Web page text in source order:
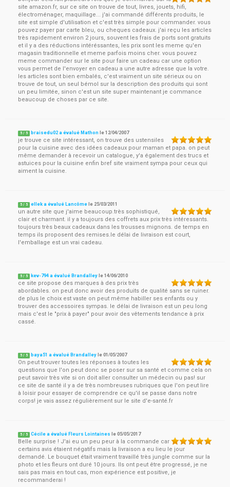
site amazon.fr, sur ce site on trouve de tout, livres, jouets, hifi,
électroménager, maquillage... j'ai commandé différents produits, le
site est simple d'utilisation et c'est très simple pour commander. vous
pouvez payer par carte bleu, ou cheques cadeaux. j'ai reçu les articles
très rapidement environ 2 jours, souvent les frais de ports sont gratuits
et il y a des réductions intéréssantes, les prix sont les meme qu'en
magasin traditionnelle et meme parfois moins cher. vous pouvez
meme commander sur le site pour faire un cadeau car une option
vous permet de l'envoyer en cadeau a une autre adresse que la votre.
les articles sont bien embalés, c'est vraiment un site sérieux ou on
trouve de tout, un seul bémol sur la description des produits qui sont
un peu limitée, sinon c'est un site super maintenant je commance
beaucoup de choses par ce site.
5 / 5 braisedu02 a évalué Mathon le12/04/2007
je trouve ce site intéressant, on trouve des ustensiles
pour la cuisine avec des idées cadeaux pour maman et papa. on peut
même demander à recevoir un catalogue, y'a également des trucs et
astuices pour la cuisine enfin bref site vraiment sympa pour ceux qui
aiment la cuisine.
5 / 5 ellek a évalué Lancôme le 25/03/2011
un autre site que j'aime beaucoup.très sophistiqué,
clair et charmant. il y a toujours des coffrets aux prix très intéressants.
toujours très beaux cadeaux dans les trousses mignons. de temps en
temps ils proposent des remises.le délai de livraison est court,
l'emballage est un vrai cadeau.
5 / 5 kev-794 a évalué Brandalley le14/06/2010
ce site propose des marques à des prix très
abordables. on peut donc avoir des produits de qualité sans se ruiner.
de plus le choix est vaste on peut même habiller ses enfants ou y
trouver des accessoires sympas. le délai de livraison est un peu long
mais c'est le "prix à payer" pour avoir des vêtements tendance à prix
cassé.
5 / 5 baya51 a évalué Brandalley le01/05/2007
On peut trouver toutes les réponses à toutes les
questions que l'on peut donc se poser sur sa santé et comme cela on
peut savoir très vite si on doit aller consulter un médecin ou pas! sur
ce site de santé il y a de très nombreuses rubriques que l'on peut lire
à loisir pour essayer de comprendre ce qu'il se passe dans notre
corps! je vais assez régulièrement sur le site d'e-santé.fr
5 / 5 Cécile a évalué Fleurs Lointaines le05/05/2017
Belle surprise ! J'ai eu un peu peur à la commande car
certains avis étaient négatifs mais la livraison a eu lieu le jour
demandé. Le bouquet était vraiment travaillé très jungle comme sur la
photo et les fleurs ont duré 10 jours. Ils ont peut être progressé, je ne
sais pas mais en tout cas, mon expérience est positive, je
recommanderai !